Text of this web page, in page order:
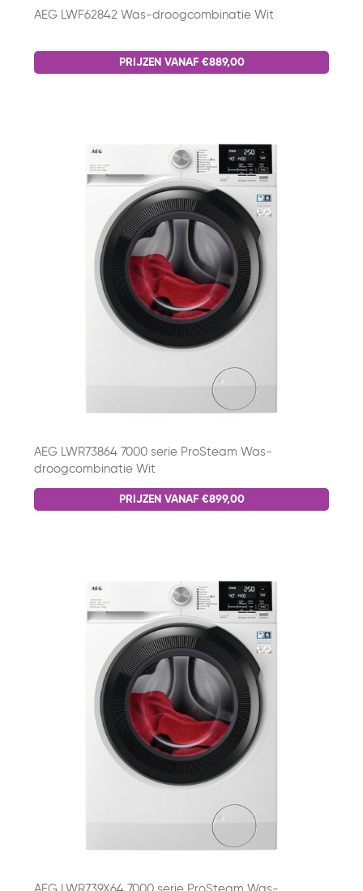
AEG LWF62842 Was-droogcombinatie Wit
PRIJZEN VANAF €889,00
AEG LWR73864 7000 serie ProSteam Was-
droogcombinatie Wit
PRIJZEN VANAF €899,00